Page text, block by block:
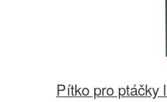
Pítko pro ptáčky